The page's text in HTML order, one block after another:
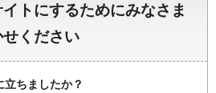
トにするためにみなさま
ください
ちましたか？